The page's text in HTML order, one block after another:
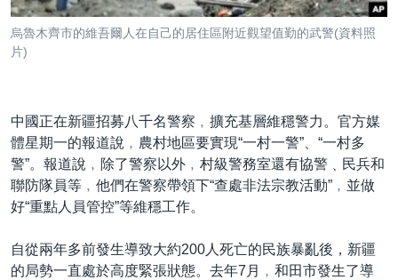
到
檢
國際
經貿
VOA 60秒 (國際)
美國專訊
視頻存檔
時事經緯
新聞音頻
海外港人
美國透視
國語
關注我們
烏魯木齊市的維吾爾人在自己的居住區附近觀望值勤的武警(資料照
片)
中國正在新疆招募八千名警察﹐擴充基層維穩警力。官方媒
體星期一的報道說﹐農村地區要實現“一村一警”、“一村多
警”。報道說﹐除了警察以外﹐村級警務室還有協警﹑民兵和
聯防隊員等﹐他們在警察帶領下“查處非法宗教活動”﹐並做
好“重點人員管控”等維穩工作。
自從兩年多前發生導致大約200人死亡的民族暴亂後，新疆
的局勢一直處於高度緊張狀態。去年7月﹐和田市發生了導